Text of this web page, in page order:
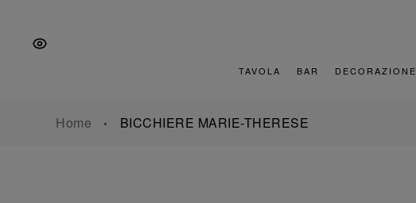
navigazione
contenuto
TAVOLA BAR DECORAZIONE
Home BICCHIERE MARIE-THERESE